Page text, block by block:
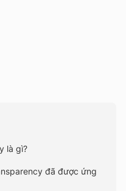
là gì?
đã được ứng